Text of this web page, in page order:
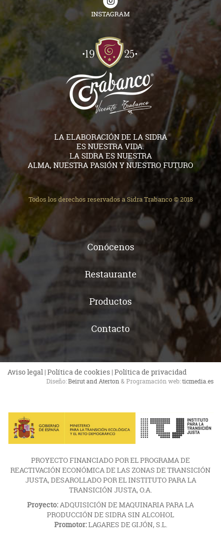
INSTAGRAM
LA ELABORACIÓN DE LA SIDRA
ES NUESTRA VIDA.
LA SIDRA ES NUESTRA
ALMA, NUESTRA PASIÓN Y NUESTRO FUTURO
Todos los derechos reservados a Sidra Trabanco © 2018
Conócenos
Restaurante
Productos
Contacto
Aviso legal | Política de cookies | Política de privacidad
Diseño:Beirut and Aterton& Programación web:ticmedia.es
PROYECTO FINANCIADO POR EL PROGRAMA DE
REACTIVACIÓN ECONÓMICA DE LAS ZONAS DE TRANSICIÓN
JUSTA, DESAROLLADO POR EL INSTITUTO PARA LA
TRANSICIÓN JUSTA, O.A.
Proyecto:ADQUISICIÓN DE MAQUINARIA PARA LA
PRODUCCIÓN DE SIDRA SIN ALCOHOL
Promotor:LAGARES DE GIJÓN, S.L.